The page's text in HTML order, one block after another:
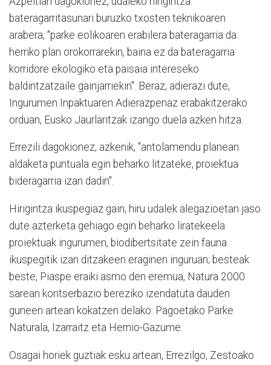
bateragarritasunari buruzko txosten teknikoaren
arabera, "parke eolikoaren erabilera bateragarria da
herriko plan orokorrarekin, baina ez da bateragarria
korridore ekologiko eta paisaia intereseko
baldintzatzaile gainjarriekin". Beraz, adierazi dute,
Ingurumen Inpaktuaren Adierazpenaz erabakitzerako
orduan, Eusko Jaurlaritzak izango duela azken hitza.
Errezili dagokionez, azkenik, "antolamendu planean
aldaketa puntuala egin beharko litzateke, proiektua
bideragarria izan dadin".
Hirigintza ikuspegiaz gain, hiru udalek alegazioetan jaso
dute azterketa gehiago egin beharko liratekeela
proiektuak ingurumen, biodibertsitate zein fauna
ikuspegitik izan ditzakeen eraginen inguruan; besteak
beste, Piaspe eraiki asmo den eremua, Natura 2000
sarean kontserbazio bereziko izendatuta dauden
guneen artean kokatzen delako: Pagoetako Parke
Naturala, Izarraitz eta Hernio-Gazume.
Osagai horiek guztiak esku artean, Errezilgo, Zestoako